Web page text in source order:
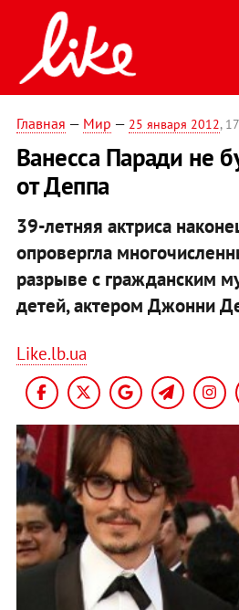
Главная — Мир — 25 января 2012,
Ванесса Паради не
от Деппа
39-летняя актриса
опровергла
разрыве с гражданским
детей, актером Джонни
Like.lb.ua